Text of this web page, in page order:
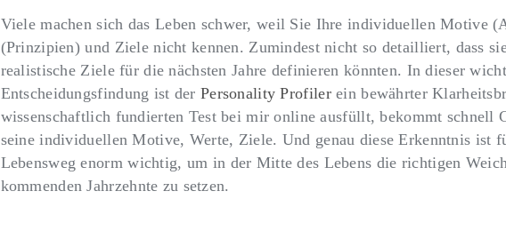
Viele machen sich das Leben schwer, weil Sie Ihre individuellen Motive
(Prinzipien) und Ziele nicht kennen. Zumindest nicht so detailliert, dass
realistische Ziele für die nächsten Jahre definieren könnten. In dieser
Entscheidungsfindung ist der Personality Profilerein bewährter
wissenschaftlich fundierten Test bei mir online ausfüllt, bekommt schnell
seine individuellen Motive, Werte, Ziele. Und genau diese Erkenntnis ist
Lebensweg enorm wichtig, um in der Mitte des Lebens die richtigen
kommenden Jahrzehnte zu setzen.